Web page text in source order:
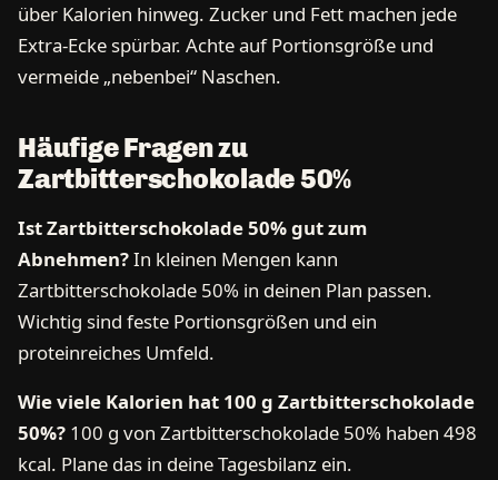
über Kalorien hinweg. Zucker und Fett machen jede
Extra-Ecke spürbar. Achte auf Portionsgröße und
vermeide „nebenbei“ Naschen.
Häufige Fragen zu
Zartbitterschokolade 50%
Ist Zartbitterschokolade 50% gut zum
Abnehmen?In kleinen Mengen kann
Zartbitterschokolade 50% in deinen Plan passen.
Wichtig sind feste Portionsgrößen und ein
proteinreiches Umfeld.
Wie viele Kalorien hat 100 g Zartbitterschokolade
50%? 100 g von Zartbitterschokolade 50% haben 498
kcal. Plane das in deine Tagesbilanz ein.